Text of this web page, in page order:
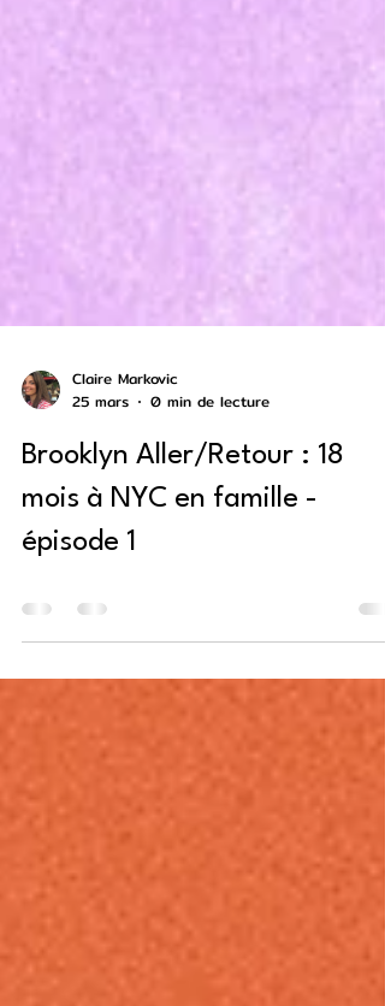
Claire Markovic
25 mars
0 min de lecture
Brooklyn Aller/Retour : 18
mois à NYC en famille -
épisode 1